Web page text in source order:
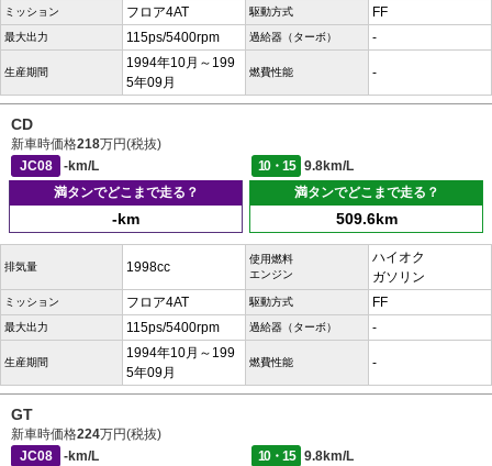
ミッション フロア4AT 駆動方式 FF
最大出力 115ps/5400rpm 過給器（ターボ） -
生産期間
1994年10月～199
5年09月
燃費性能 -
CD
新車時価格218万円(税抜)
JC08
-km/L 10・15
9.8km/L
満タンでどこまで走る？
-km
満タンでどこまで走る？
509.6km
排気量 1998cc
使用燃料
エンジン
ハイオク
ガソリン
ミッション フロア4AT 駆動方式 FF
最大出力 115ps/5400rpm 過給器（ターボ） -
生産期間
1994年10月～199
5年09月
燃費性能 -
GT
新車時価格224万円(税抜)
JC08
-km/L 10・15
9.8km/L